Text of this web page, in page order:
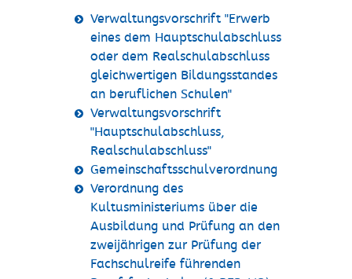
Verwaltungsvorschrift "Erwerb
eines dem Hauptschulabschluss
oder dem Realschulabschluss
gleichwertigen Bildungsstandes
an beruflichen Schulen"
Verwaltungsvorschrift
"Hauptschulabschluss,
Realschulabschluss"
Gemeinschaftsschulverordnung
Verordnung des
Kultusministeriums über die
Ausbildung und Prüfung an den
zweijährigen zur Prüfung der
Fachschulreife führenden